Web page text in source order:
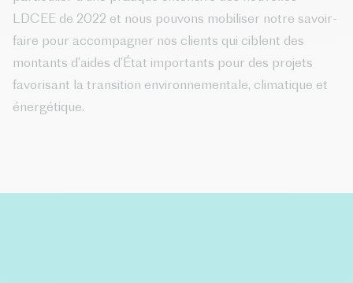
LDCEE de 2022 et nous pouvons mobiliser notre savoir-
faire pour accompagner nos clients qui ciblent des
montants d’aides d’État importants pour des projets
favorisant la transition environnementale, climatique et
énergétique.